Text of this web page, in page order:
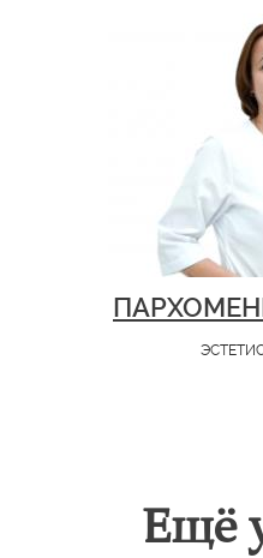
Ещё